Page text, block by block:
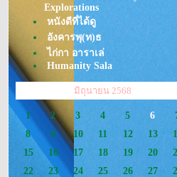
Explorations
หนังดีที่ได้ดู
อังคารพุ(ท)ธ
ไก่กา อาราเล่
Humanity Sala
มิถุนายน 2568
1 2 3 4 5 6
8
9 10 11 12 13
15
16 17 18 19 20
22
23 24 25 26 27